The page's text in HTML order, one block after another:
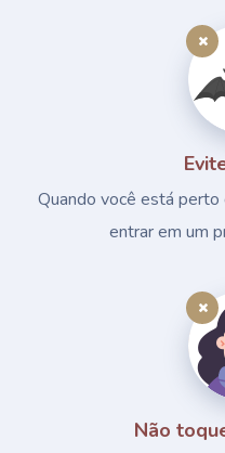
Quando você está
entrar em um
Não